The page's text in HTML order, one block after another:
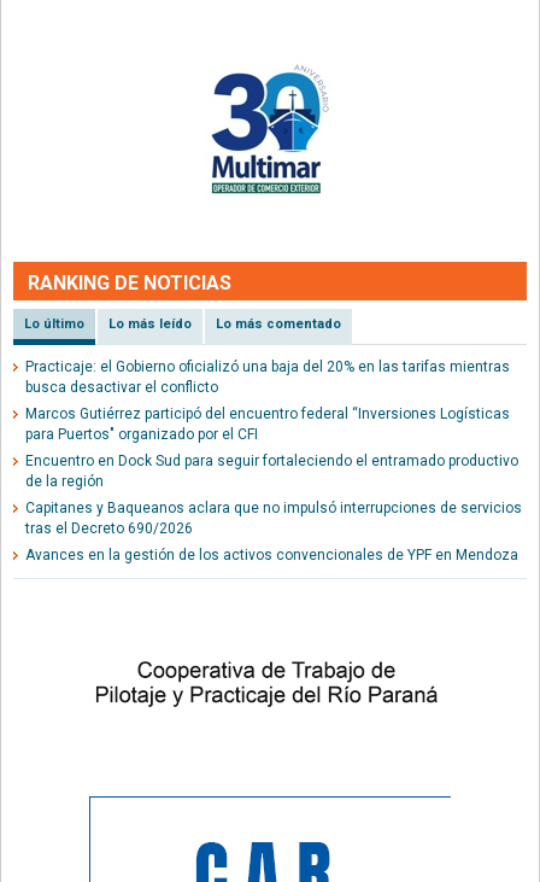
RANKING DE NOTICIAS
Lo último Lo más leído Lo más comentado
Practicaje: el Gobierno oficializó una baja del 20% en las tarifas mientras
busca desactivar el conflicto
Marcos Gutiérrez participó del encuentro federal “Inversiones Logísticas
para Puertos" organizado por el CFI
Encuentro en Dock Sud para seguir fortaleciendo el entramado productivo
de la región
Capitanes y Baqueanos aclara que no impulsó interrupciones de servicios
tras el Decreto 690/2026
Avances en la gestión de los activos convencionales de YPF en Mendoza